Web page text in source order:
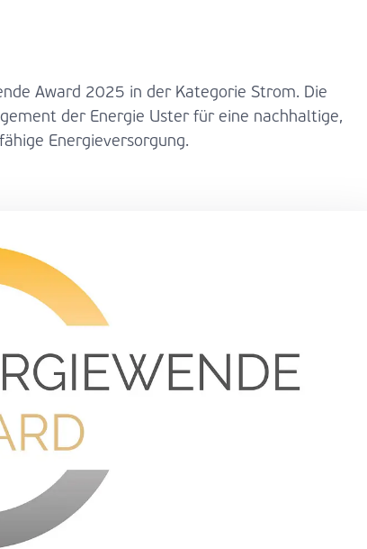
Award 2025 in der Kategorie Strom. Die
der Energie Uster für eine nachhaltige,
Energieversorgung.